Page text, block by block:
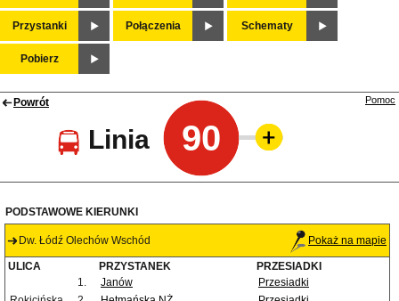
Przystanki Połączenia Schematy
Pobierz
Powrót
Linia 90
Pomoc
PODSTAWOWE KIERUNKI
Dw. Łódź Olechów Wschód Pokaż na mapie
ULICA PRZYSTANEK
PRZESIADKI
1.
Janów
Przesiadki